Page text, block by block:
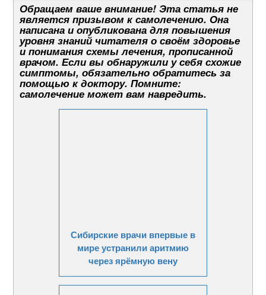
Обращаем ваше внимание! Эта статья не
является призывом к самолечению. Она
написана и опубликована для повышения
уровня знаний читателя о своём здоровье
и понимания схемы лечения, прописанной
врачом. Если вы обнаружили у себя схожие
симптомы, обязательно обратитесь за
помощью к доктору. Помните:
самолечение может вам навредить.
Сибирские врачи впервые в
мире устранили аритмию
через ярёмную вену